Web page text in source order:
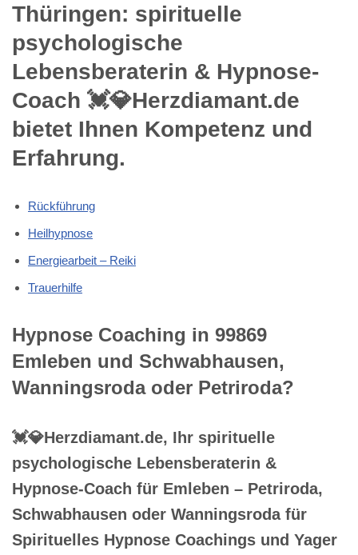
Thüringen: spirituelle
psychologische
Lebensberaterin & Hypnose-
Coach 💓️💎Herzdiamant.de
bietet Ihnen Kompetenz und
Erfahrung.
Rückführung
Heilhypnose
Energiearbeit – Reiki
Trauerhilfe
Hypnose Coaching in 99869
Emleben und Schwabhausen,
Wanningsroda oder Petriroda?
💓️💎Herzdiamant.de, Ihr spirituelle
psychologische Lebensberaterin &
Hypnose-Coach für Emleben – Petriroda,
Schwabhausen oder Wanningsroda für
Spirituelles Hypnose Coachings und Yager